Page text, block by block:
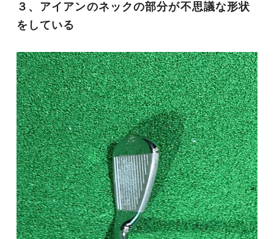
３、アイアンのネックの部分が不思議な形状
をしている